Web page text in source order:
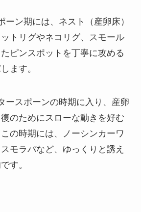
ーン期には、ネスト（産卵床）
トリグやネコリグ、スモール
ピンスポットを丁寧に攻める
ます。
ースポーンの時期に入り、産卵
のためにスローな動きを好む
の時期には、ノーシンカーワ
モラバなど、ゆっくりと誘え
す。